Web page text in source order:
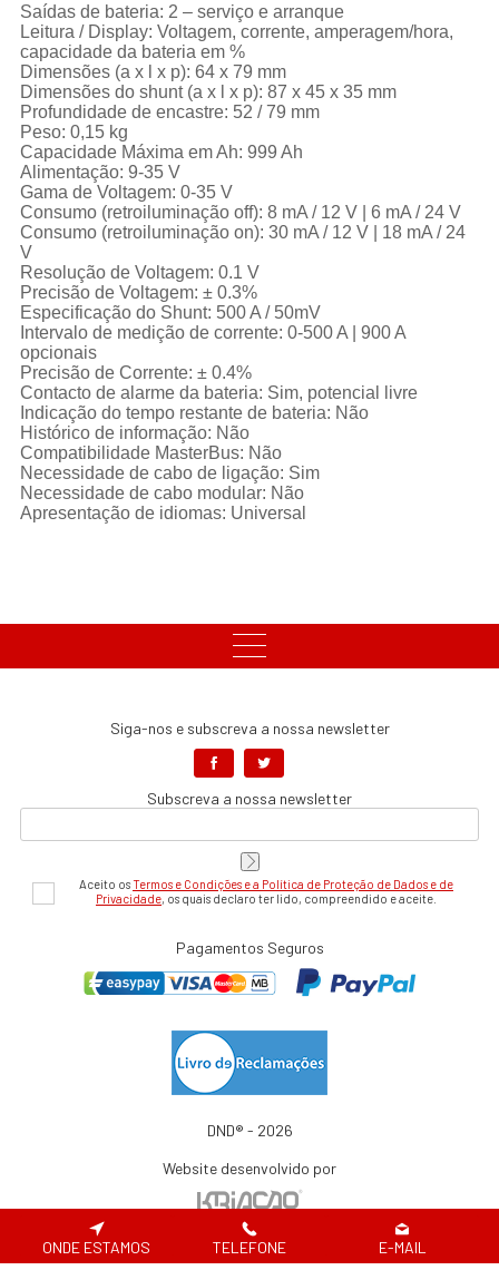
Saídas de bateria: 2 – serviço e arranque
Leitura / Display: Voltagem, corrente, amperagem/hora,
capacidade da bateria em %
Dimensões (a x l x p): 64 x 79 mm
Dimensões do shunt (a x l x p): 87 x 45 x 35 mm
Profundidade de encastre: 52 / 79 mm
Peso: 0,15 kg
Capacidade Máxima em Ah: 999 Ah
Alimentação: 9-35 V
Gama de Voltagem: 0-35 V
Consumo (retroiluminação off): 8 mA / 12 V | 6 mA / 24 V
Consumo (retroiluminação on): 30 mA / 12 V | 18 mA / 24
V
Resolução de Voltagem: 0.1 V
Precisão de Voltagem: ± 0.3%
Especificação do Shunt: 500 A / 50mV
Intervalo de medição de corrente: 0-500 A | 900 A
opcionais
Precisão de Corrente: ± 0.4%
Contacto de alarme da bateria: Sim, potencial livre
Indicação do tempo restante de bateria: Não
Histórico de informação: Não
Compatibilidade MasterBus: Não
Necessidade de cabo de ligação: Sim
Necessidade de cabo modular: Não
Apresentação de idiomas: Universal
Siga-nos e subscreva a nossa newsletter
Subscreva a nossa newsletter
Aceito osTermos e Condições e a Política de Proteção de Dados e de
Privacidade, os quais declaro ter lido, compreendido e aceite.
Pagamentos Seguros
DND® - 2026
Website desenvolvido por
Em caso de litígio de consumo, o consumir pode recorrer à seguinte entidade de
ONDE ESTAMOS TELEFONE E-MAIL